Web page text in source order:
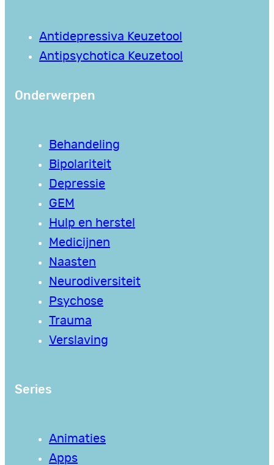
Antidepressiva Keuzetool
Antipsychotica Keuzetool
Onderwerpen
Behandeling
Bipolariteit
Depressie
GEM
Hulp en herstel
Medicijnen
Naasten
Neurodiversiteit
Psychose
Trauma
Verslaving
Series
Animaties
Apps